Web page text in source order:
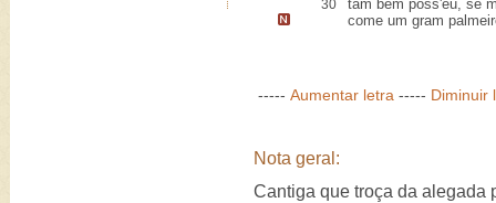
30
tam bem poss'eu, se
come um gram
----- Aumentar letra ----- Diminuir
Nota geral:
Cantiga que troça da alegada